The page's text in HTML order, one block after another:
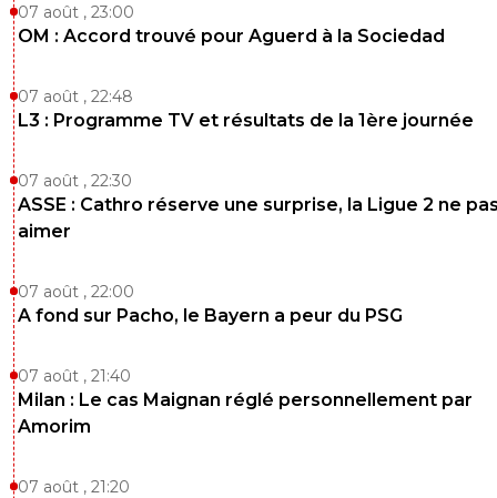
07 août , 23:00
OM : Accord trouvé pour Aguerd à la Sociedad
07 août , 22:48
L3 : Programme TV et résultats de la 1ère journée
07 août , 22:30
ASSE : Cathro réserve une surprise, la Ligue 2 ne
aimer
07 août , 22:00
A fond sur Pacho, le Bayern a peur du PSG
07 août , 21:40
Milan : Le cas Maignan réglé personnellement par
Amorim
07 août , 21:20